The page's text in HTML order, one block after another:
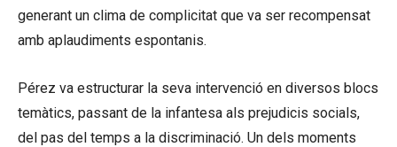
generant un clima de complicitat que va ser recompensat
amb aplaudiments espontanis.
Pérez va estructurar la seva intervenció en diversos blocs
temàtics, passant de la infantesa als prejudicis socials,
del pas del temps a la discriminació. Un dels moments